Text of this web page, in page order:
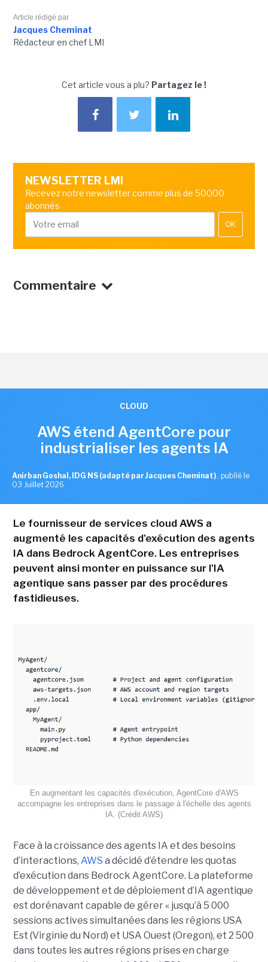
Article rédigé par
Jacques Cheminat
Rédacteur en chef LMI
Cet article vous a plu? Partagez le !
NEWSLETTER LMI
Recevez notre newsletter comme plus de 50000
abonnés
OK
Commentaire
CLOUD
AWS étend AgentCore pour
industrialiser les agents IA
Anirban Goshal, IDG NS (adapté par Jacques Cheminat) , publié le
03 Juillet 2026
Le fournisseur de services cloud AWS a
augmenté les capacités d'exécution des agents
IA dans Bedrock AgentCore. Les entreprises
peuvent ainsi monter en puissance sur l'IA
agentique sans passer par des procédures
fastidieuses.
En augmentant les capacités d'exécution, AgentCore d'AWS
accompagne les entreprises dans le passage à l'échelle des agents
IA. (Crédit AWS)
Face à la croissance des agents IA et des besoins
d’interactions, AWS a décidé d’étendre les quotas
d’exécution dans Bedrock AgentCore. La plateforme
de développement et de déploiement d’IA agentique
est dorénavant capable de gérer « jusqu’à 5 000
sessions actives simultanées dans les régions USA
Est (Virginie du Nord) et USA Ouest (Oregon), et 2 500
dans toutes les autres régions prises en charge